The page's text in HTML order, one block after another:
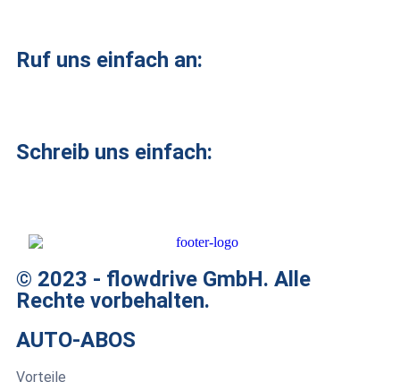
Ruf uns einfach an:
Schreib uns einfach:
© 2023 - flowdrive GmbH. Alle
Rechte vorbehalten.
AUTO-ABOS
Vorteile